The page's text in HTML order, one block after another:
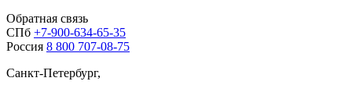
Обратная связь
СПб +7-900-634-65-35
Россия 8 800 707-08-75
Санкт-Петербург,